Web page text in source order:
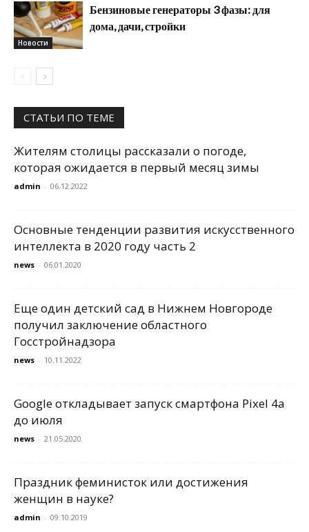
Новости
Бензиновые генераторы 3 фазы: для
дома, дачи, стройки
СТАТЬИ ПО ТЕМЕ
Жителям столицы рассказали о погоде,
которая ожидается в первый месяц зимы
admin - 06.12.2022
Основные тенденции развития искусственного
интеллекта в 2020 году часть 2
news - 06.01.2020
Еще один детский сад в Нижнем Новгороде
получил заключение областного
Госстройнадзора
news - 10.11.2022
Google откладывает запуск смартфона Pixel 4a
до июля
news - 21.05.2020
Праздник феминисток или достижения
женщин в науке?
admin - 09.10.2019